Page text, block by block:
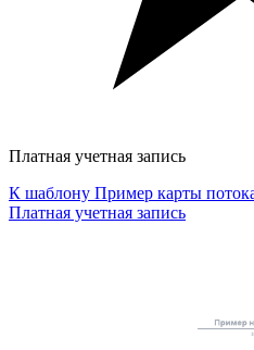
Платная учетная запись
К шаблону Пример карты
Платная учетная запись